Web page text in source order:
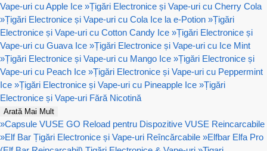
Vape-uri cu Apple Ice »Țigări Electronice și Vape-uri cu Cherry Cola
»Țigări Electronice și Vape-uri cu Cola Ice la e-Potion »Țigări
Electronice și Vape-uri cu Cotton Candy Ice »Țigări Electronice și
Vape-uri cu Guava Ice »Țigări Electronice și Vape-uri cu Ice Mint
»Țigări Electronice și Vape-uri cu Mango Ice »Țigări Electronice și
Vape-uri cu Peach Ice »Țigări Electronice și Vape-uri cu Peppermint
Ice »Țigări Electronice și Vape-uri cu Pineapple Ice »Țigări
Electronice și Vape-uri Fără Nicotină
Arată Mai Mult
»Capsule VUSE GO Reload pentru Dispozitive VUSE Reincarcabile
»Elf Bar Țigări Electronice și Vape-uri Reîncărcabile »Elfbar Elfa Pro